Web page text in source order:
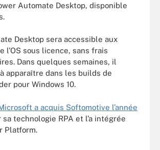
Automate Desktop, disponible
Desktop sera accessible aux
l’OS sous licence, sans frais
Dans quelques semaines, il
apparaître dans les builds de
pour Windows 10.
a acquis Softomotive l’année
sa technologie RPA et l’a intégrée
Platform.